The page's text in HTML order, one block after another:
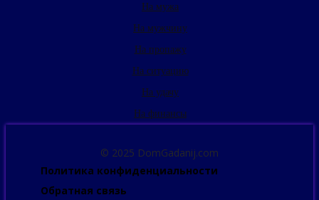
На мужа
На мужчину
На пропажу
На ситуацию
На удачу
На финансы
© 2025 DomGadanij.com
Политика конфиденциальности
Обратная связь